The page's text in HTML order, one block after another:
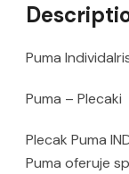
Puma
Puma – Plecaki
Plecak Puma
Puma oferuje